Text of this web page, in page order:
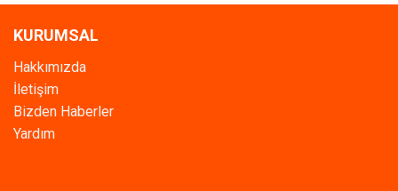
KURUMSAL
Hakkımızda
İletişim
Bizden Haberler
Yardım